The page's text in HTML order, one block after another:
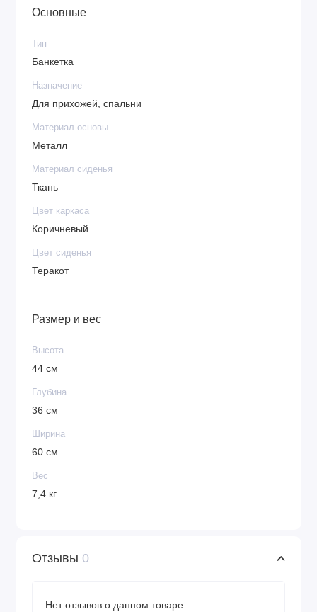
Основные
Тип
Банкетка
Назначение
Для прихожей, спальни
Материал основы
Металл
Материал сиденья
Ткань
Цвет каркаса
Коричневый
Цвет сиденья
Теракот
Размер и вес
Высота
44 см
Глубина
36 см
Ширина
60 см
Вес
7,4 кг
Отзывы 0
Нет отзывов о данном товаре.